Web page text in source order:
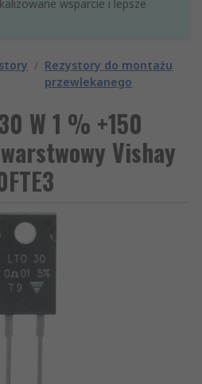
wsparcie i lepsze
/ Rezystory do montażu
przewlekanego
W 1 % +150
Vishay